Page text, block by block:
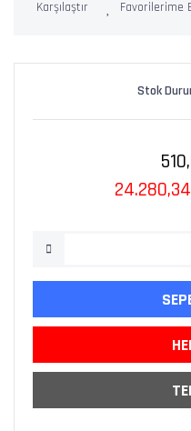
Karşılaştır
Stok